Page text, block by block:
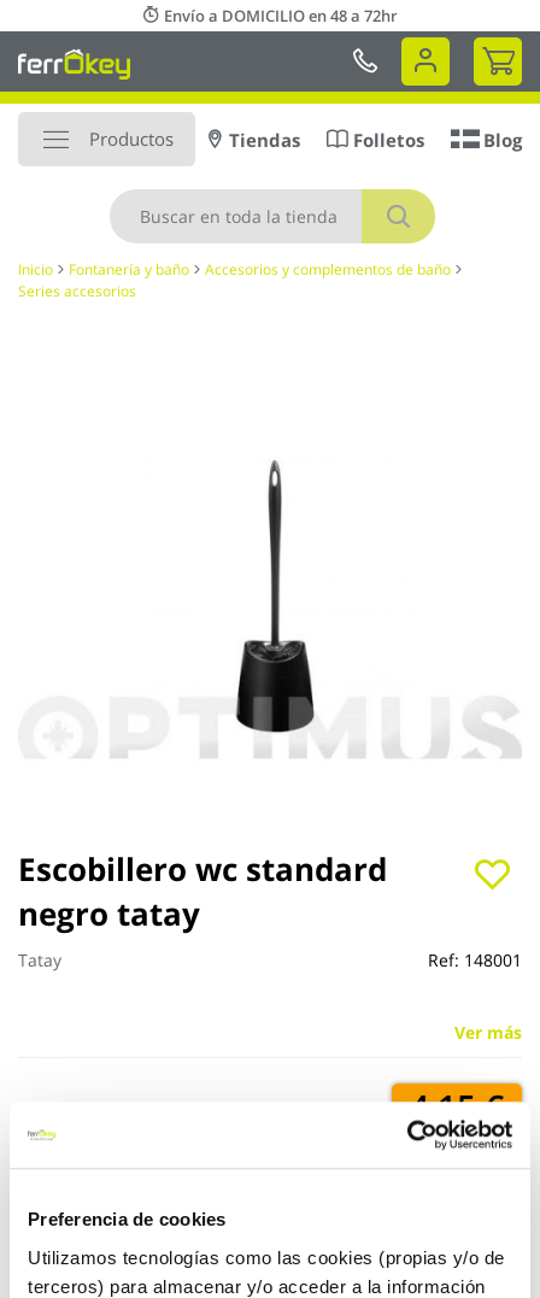
Preferencia de cookies
Utilizamos tecnologías como las cookies (propias y/o de
terceros) para almacenar y/o acceder a la información
al
contenido
Envío a DOMICILIO en 48 a 72hr
Mi
Productos
Buscar
Tiendas Folletos Blog
Inicio Fontanería y baño
Accesorios y complementos de baño
Series accesorios
Escobillero wc standard
negro tatay
Tatay Ref: 148001
Ver más
4,15 €
Saltar
al
comienzo
de
la
galería